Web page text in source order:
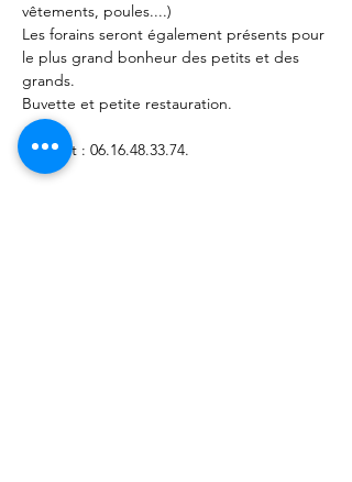
vêtements, poules....)
Les forains seront également présents pour
le plus grand bonheur des petits et des
grands.
Buvette et petite restauration.
Contact : 06.16.48.33.74.